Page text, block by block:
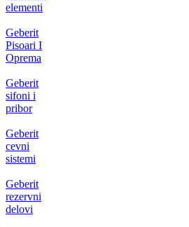
elementi
Geberit
Pisoari I
Oprema
Geberit
sifoni i
pribor
Geberit
cevni
sistemi
Geberit
rezervni
delovi